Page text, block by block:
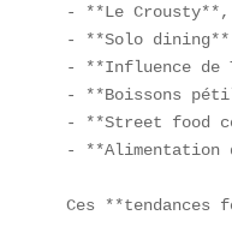
- **Le
- **Solo dining**
- **Influence de
- **Boissons
- **Street food
-
Ces